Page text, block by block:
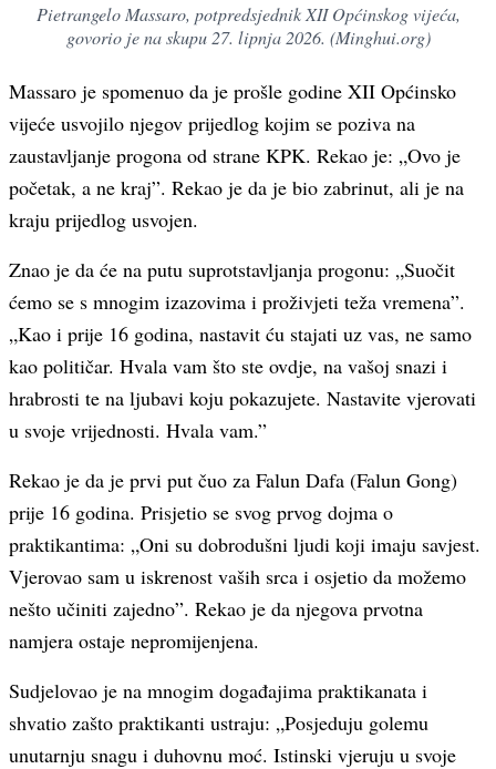
Pietrangelo Massaro, potpredsjednik XII Općinskog vijeća,
govorio je na skupu 27. lipnja 2026. (Minghui.org)
Massaro je spomenuo da je prošle godine XII Općinsko
vijeće usvojilo njegov prijedlog kojim se poziva na
zaustavljanje progona od strane KPK. Rekao je: „Ovo je
početak, a ne kraj”. Rekao je da je bio zabrinut, ali je na
kraju prijedlog usvojen.
Znao je da će na putu suprotstavljanja progonu: „Suočit
ćemo se s mnogim izazovima i proživjeti teža vremena”.
„Kao i prije 16 godina, nastavit ću stajati uz vas, ne samo
kao političar. Hvala vam što ste ovdje, na vašoj snazi i
hrabrosti te na ljubavi koju pokazujete. Nastavite vjerovati
u svoje vrijednosti. Hvala vam.”
Rekao je da je prvi put čuo za Falun Dafa (Falun Gong)
prije 16 godina. Prisjetio se svog prvog dojma o
praktikantima: „Oni su dobrodušni ljudi koji imaju savjest.
Vjerovao sam u iskrenost vaših srca i osjetio da možemo
nešto učiniti zajedno”. Rekao je da njegova prvotna
namjera ostaje nepromijenjena.
Sudjelovao je na mnogim događajima praktikanata i
shvatio zašto praktikanti ustraju: „Posjeduju golemu
unutarnju snagu i duhovnu moć. Istinski vjeruju u svoje